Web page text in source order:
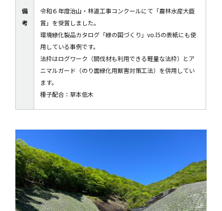
備
考
令和６年度治山・林道工事コンクールにて「農林水産大臣
賞」を受賞しました。
環境緑化製品カタログ「緑の国づくり」vo.l5の表紙にも使
用している事例です。
法枠はログワーク（間伐材も利用できる軽量な法枠）とア
ニマルガード（のり面緑化用獣害対策工法）を併用してい
ます。
種子配合：草本低木